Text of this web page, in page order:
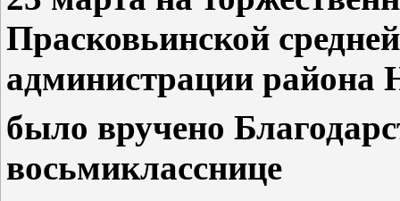
Прасковьинской
администрации района
было вручено
восьмикласснице